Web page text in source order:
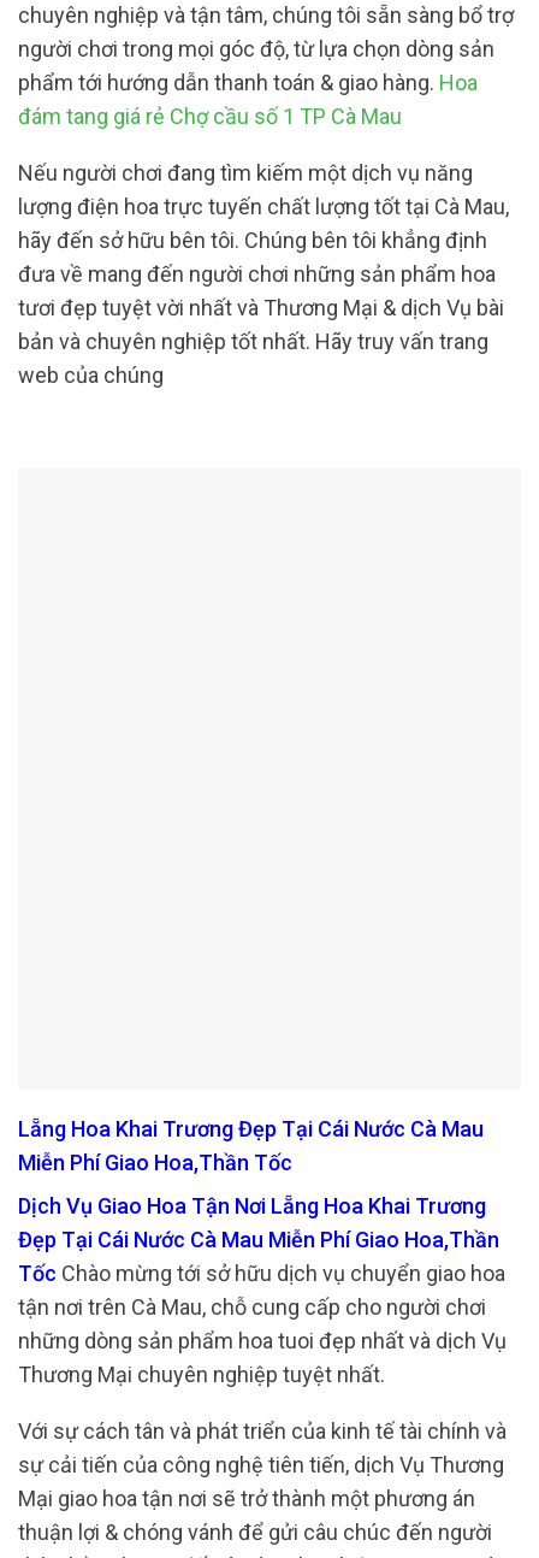
chuyên nghiệp và tận tâm, chúng tôi sẵn sàng bổ trợ
người chơi trong mọi góc độ, từ lựa chọn dòng sản
phẩm tới hướng dẫn thanh toán & giao hàng. Hoa
đám tang giá rẻ Chợ cầu số 1 TP Cà Mau
Nếu người chơi đang tìm kiếm một dịch vụ năng
lượng điện hoa trực tuyến chất lượng tốt tại Cà Mau,
hãy đến sở hữu bên tôi. Chúng bên tôi khẳng định
đưa về mang đến người chơi những sản phẩm hoa
tươi đẹp tuyệt vời nhất và Thương Mại & dịch Vụ bài
bản và chuyên nghiệp tốt nhất. Hãy truy vấn trang
web của chúng
Lẵng Hoa Khai Trương Đẹp Tại Cái Nước Cà Mau
Miễn Phí Giao Hoa,Thần Tốc
Dịch Vụ Giao Hoa Tận Nơi Lẵng Hoa Khai Trương
Đẹp Tại Cái Nước Cà Mau Miễn Phí Giao Hoa,Thần
Tốc Chào mừng tới sở hữu dịch vụ chuyển giao hoa
tận nơi trên Cà Mau, chỗ cung cấp cho người chơi
những dòng sản phẩm hoa tuoi đẹp nhất và dịch Vụ
Thương Mại chuyên nghiệp tuyệt nhất.
Với sự cách tân và phát triển của kinh tế tài chính và
sự cải tiến của công nghệ tiên tiến, dịch Vụ Thương
Mại giao hoa tận nơi sẽ trở thành một phương án
thuận lợi & chóng vánh để gửi câu chúc đến người